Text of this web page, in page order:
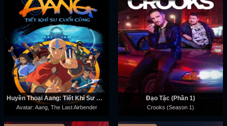
Huyền Thoại Aang: Tiết Khí Sư Cuối Cùng
Avatar: Aang, The Last Airbender
Đạo Tặc (Phần 1)
Crooks (Season 1)